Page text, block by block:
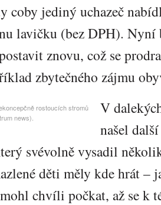
coby jediný uchazeč
lavičku (bez DPH). Nyní
znovu, což se
zbytečného zájmu
rostoucích stromů
news).
V
našel
svévolně vysadil
děti měly kde hrát –
chvíli počkat, až se k